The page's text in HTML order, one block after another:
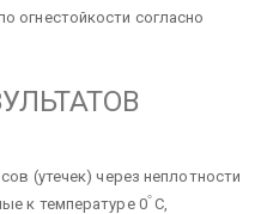
огнестойкости согласно
(утечек) через неплотности
к температуре0°С,